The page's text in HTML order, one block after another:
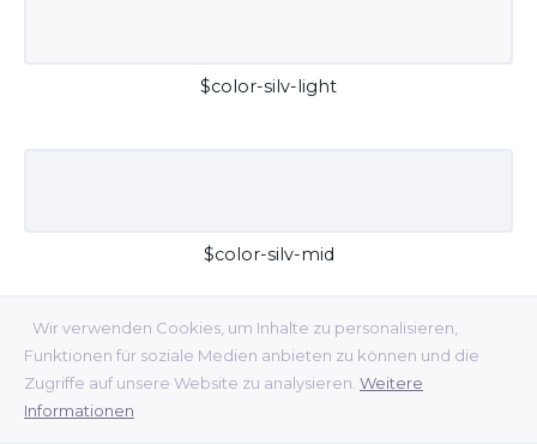
Wir verwenden Cookies, um Inhalte zu personalisieren,
Funktionen für soziale Medien anbieten zu können und die
Zugriffe auf unsere Website zu analysieren. Weitere
Informationen
$color-silv-light
$color-silv-mid